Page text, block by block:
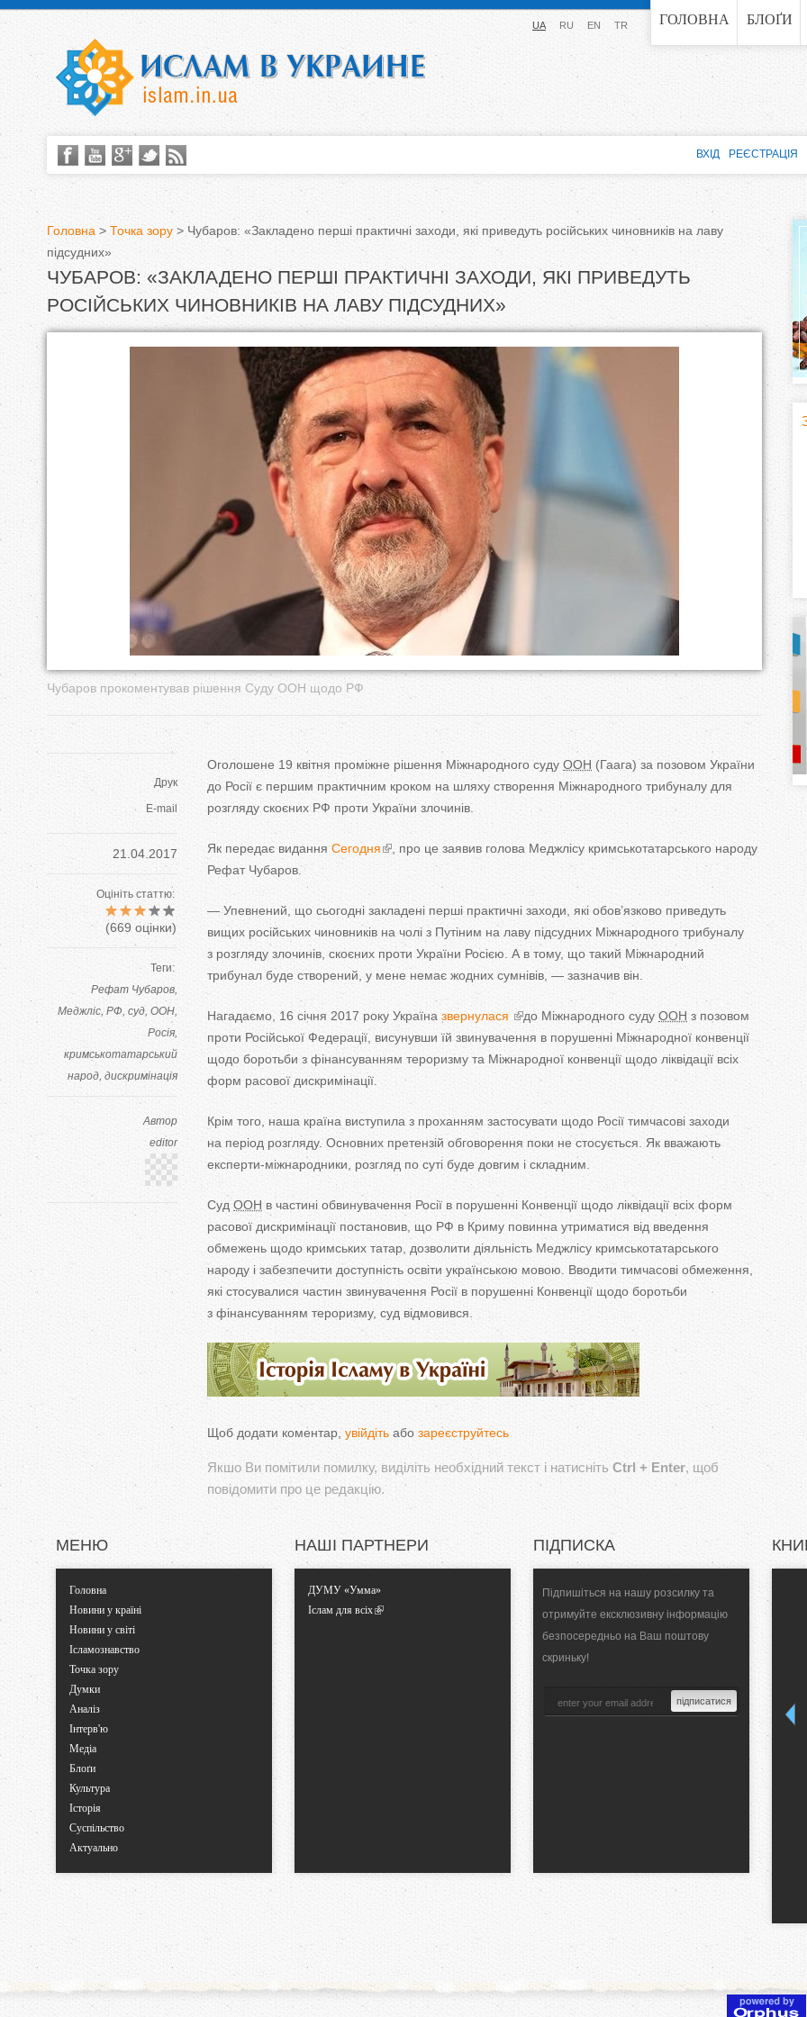
Jump to navigation ГОЛОВНА БЛОҐИ
UA RU EN TR
В
и
є
Головна > Точка зору > Чубаров: «Закладено перші практичні заходи, які приведуть російських чиновників на лаву
підсудних»
ЧУБАРОВ: «ЗАКЛАДЕНО ПЕРШІ ПРАКТИЧНІ ЗАХОДИ, ЯКІ ПРИВЕДУТЬ
РОСІЙСЬКИХ ЧИНОВНИКІВ НА ЛАВУ ПІДСУДНИХ»
Чубаров прокоментував рішення Суду ООН щодо РФ
Друк
E-mail
21.04.2017
Оцініть статтю:
(669 оцінки)
Теги:
Рефат Чубаров
Меджліс РФ суд ООН
Росія
кримськотатарський
народ дискримінація
Автор
editor
Оголошене 19 квітня проміжне рішення Міжнародного суду ООН (Гаага) за позовом України
до Росії є першим практичним кроком на шляху створення Міжнародного трибуналу для
розгляду скоєних РФ проти України злочинів.
Як передає видання Сегодня , про це заявив голова Меджлісу кримськотатарського народу
Рефат Чубаров.
— Упевнений, що сьогодні закладені перші практичні заходи, які обов’язково приведуть
вищих російських чиновників на чолі з Путіним на лаву підсудних Міжнародного трибуналу
з розгляду злочинів, скоєних проти України Росією. А в тому, що такий Міжнародний
трибунал буде створений, у мене немає жодних сумнівів, — зазначив він.
Нагадаємо, 16 січня 2017 року Україна звернулася до Міжнародного суду ООН з позовом
проти Російської Федерації, висунувши їй звинувачення в порушенні Міжнародної конвенції
щодо боротьби з фінансуванням тероризму та Міжнародної конвенції щодо ліквідації всіх
форм расової дискримінації.
Крім того, наша країна виступила з проханням застосувати щодо Росії тимчасові заходи
на період розгляду. Основних претензій обговорення поки не стосується. Як вважають
експерти-міжнародники , розгляд по суті буде довгим і складним.
Суд ООНв частині обвинувачення Росії в порушенні Конвенції щодо ліквідації всіх форм
расової дискримінації постановив, що РФ в Криму повинна утриматися від введення
обмежень щодо кримських татар, дозволити діяльність Меджлісу кримськотатарського
народу і забезпечити доступність освіти українською мовою. Вводити тимчасові обмеження,
які стосувалися частин звинувачення Росії в порушенні Конвенції щодо боротьби
з фінансуванням тероризму, суд відмовився.
Щоб додати коментар, увійдіть або зареєструйтесь
Якшо Ви помітили помилку, виділіть необхідний текст і натисніть Ctrl + Enter, щоб
повідомити про це редакцію.
ВХІД РЕЄСТРАЦІЯ
o
a
l
T
b
s
МЕНЮ
Головна
Новини у країні
Новини у світі
Ісламознавство
Точка зору
Думки
Аналіз
Інтерв'ю
Медіа
Блоґи
Культура
Історія
Суспільство
Актуально
НАШІ ПАРТНЕРИ
ДУМУ «Умма»
Іслам для всіх
ПІДПИСКА
Підпишіться на нашу розсилку та
отримуйте ексклюзивну інформацію
безпосередньо на Ваш поштову
скриньку!